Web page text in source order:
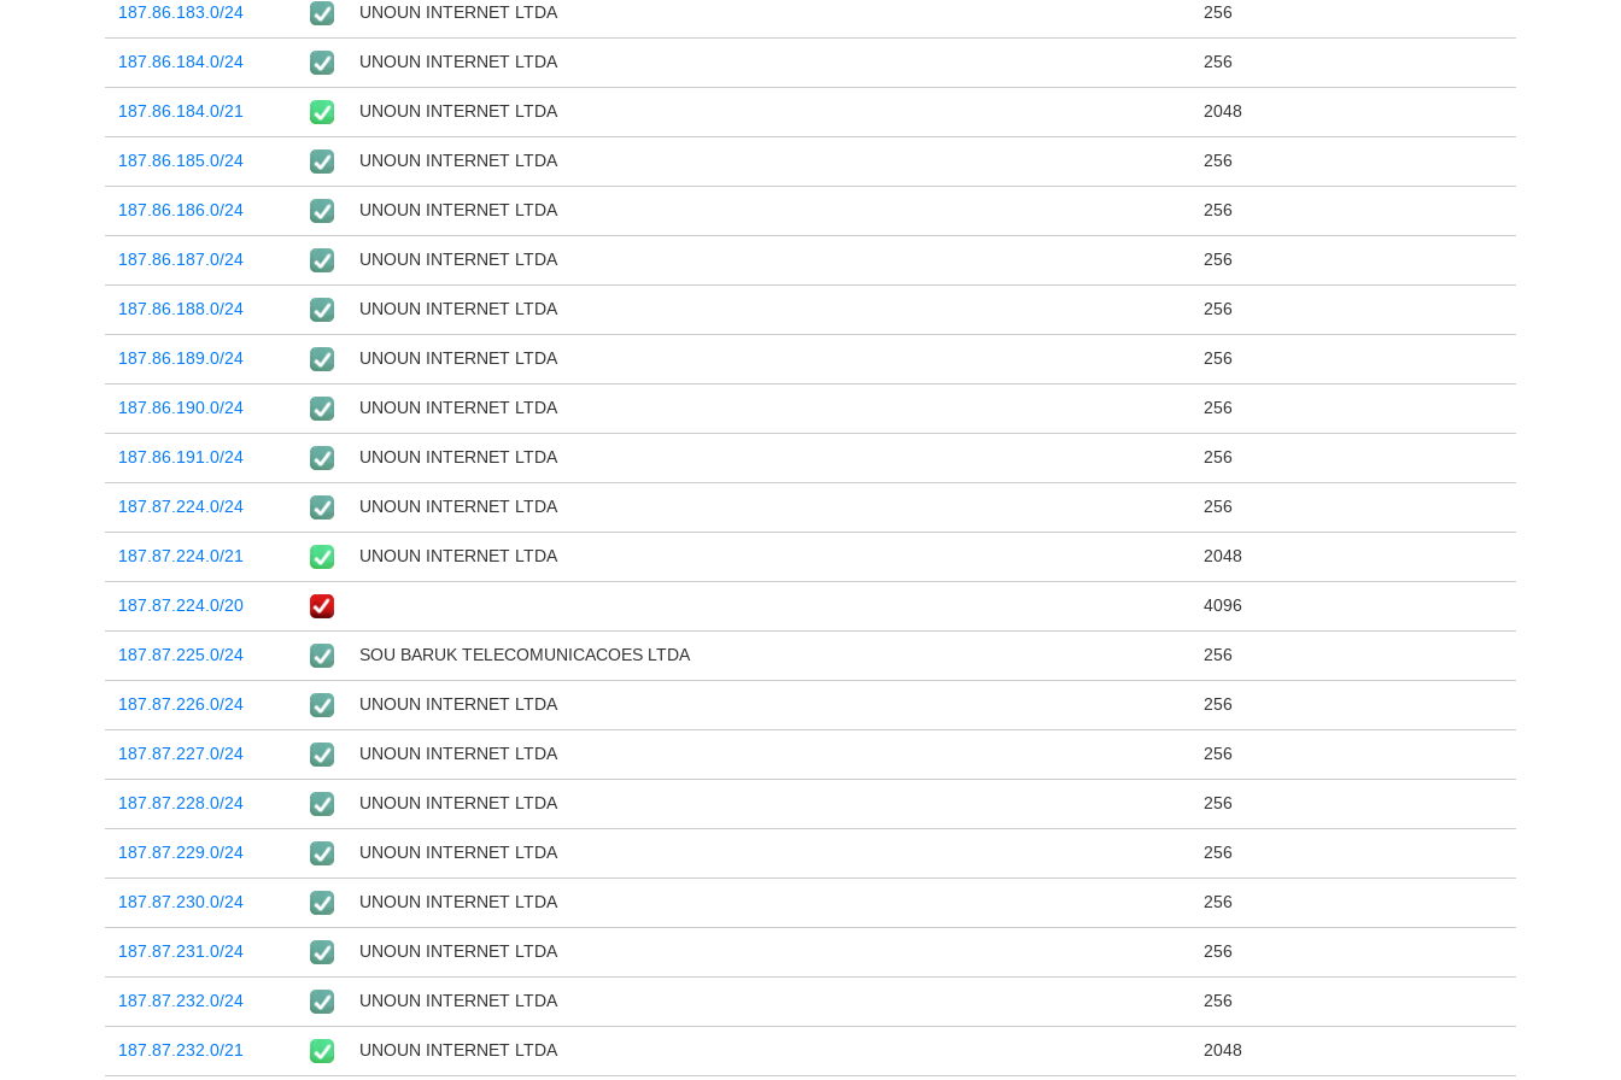
187.86.183.0/24 UNOUN INTERNET LTDA 256
187.86.184.0/24 UNOUN INTERNET LTDA 256
187.86.184.0/21 UNOUN INTERNET LTDA 2048
187.86.185.0/24 UNOUN INTERNET LTDA 256
187.86.186.0/24 UNOUN INTERNET LTDA 256
187.86.187.0/24 UNOUN INTERNET LTDA 256
187.86.188.0/24 UNOUN INTERNET LTDA 256
187.86.189.0/24 UNOUN INTERNET LTDA 256
187.86.190.0/24 UNOUN INTERNET LTDA 256
187.86.191.0/24 UNOUN INTERNET LTDA 256
187.87.224.0/24 UNOUN INTERNET LTDA 256
187.87.224.0/21 UNOUN INTERNET LTDA 2048
187.87.224.0/20 4096
187.87.225.0/24 SOU BARUK TELECOMUNICACOES LTDA 256
187.87.226.0/24 UNOUN INTERNET LTDA 256
187.87.227.0/24 UNOUN INTERNET LTDA 256
187.87.228.0/24 UNOUN INTERNET LTDA 256
187.87.229.0/24 UNOUN INTERNET LTDA 256
187.87.230.0/24 UNOUN INTERNET LTDA 256
187.87.231.0/24 UNOUN INTERNET LTDA 256
187.87.232.0/24 UNOUN INTERNET LTDA 256
187.87.232.0/21 UNOUN INTERNET LTDA 2048